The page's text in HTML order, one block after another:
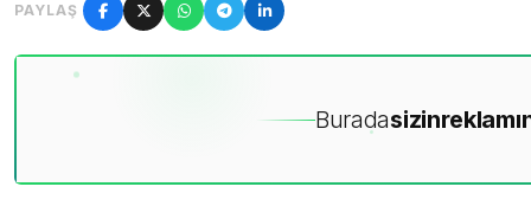
PAYLAŞ
Buradasizin